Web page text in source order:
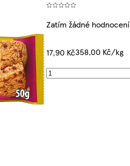
Zatím žádné hodnocení
17,90 Kč358,00 Kč/kg